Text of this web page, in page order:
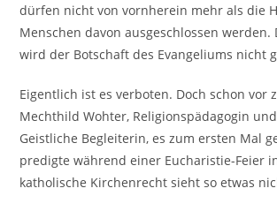
dürfen nicht von vornherein mehr als die
Menschen davon ausgeschlossen werden.
wird der Botschaft des Evangeliums nicht
Eigentlich ist es verboten. Doch schon vor
Mechthild Wohter, Religionspädagogin
Geistliche Begleiterin, es zum ersten Mal
predigte während einer Eucharistie-Feier
katholische Kirchenrecht sieht so etwas